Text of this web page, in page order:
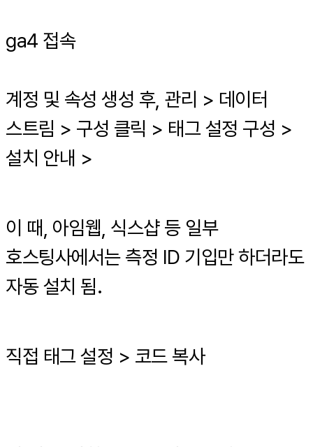
ga4 접속
계정 및 속성 생성 후, 관리 > 데이터
스트림 > 구성 클릭 > 태그 설정 구성 >
설치 안내 >
이 때, 아임웹, 식스샵 등 일부
호스팅사에서는 측정 ID 기입만 하더라도
자동 설치 됨.
직접 태그 설정 > 코드 복사